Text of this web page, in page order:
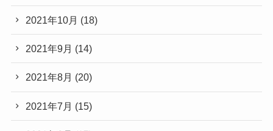
2021年10月 (18)
2021年9月 (14)
2021年8月 (20)
2021年7月 (15)